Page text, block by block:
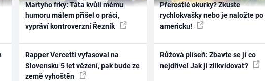
Martyho frky: Táta kvůli mému
humoru málem přišel o práci,
vypráví kontroverzní Řezník
Rapper Vercetti vyfasoval na
Slovensku 5 let vězení, pak bude ze
země vyhoštěn
Přerostlé okurky? Zkuste
rychlokvašky nebo je naložte po
americku!
Růžová plíseň: Zbavte se jí co
nejdříve! Jak ji zlikvidovat?